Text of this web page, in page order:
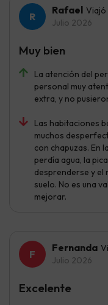
Rafael Viajó
Julio 2026
La atención del
personal muy
extra, y no
Las habitaciones
muchos
con chapuzas. En
perdía agua, la
desprenderse y el
suelo. No es una
mejorar.
Muy bien
Fernanda
Julio 2026
Excelente